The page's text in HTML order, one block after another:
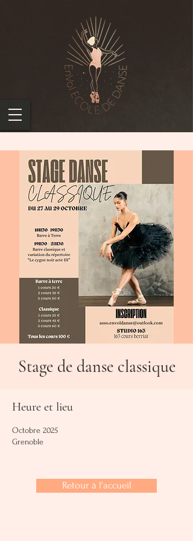
Stage de danse classique
Heure et lieu
Octobre 2025
Grenoble
Retour à l'accueil